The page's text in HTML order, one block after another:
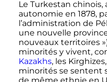
Le Turkestan chinois,
autonomie en 1878,
l’administration de
une nouvelle
nouveaux territoires
minorités y vivent,
Kazakhs, les
minorités se sentent
de même ethnie en